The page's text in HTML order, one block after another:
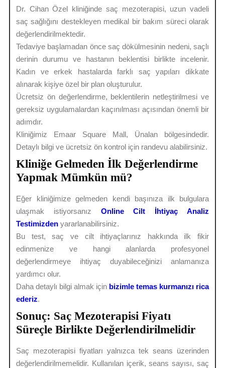
Dr. Cihan Özel kliniğinde saç mezoterapisi, uzun vadeli
saç sağlığını destekleyen medikal bir bakım süreci olarak
değerlendirilmektedir.
Tedaviye başlamadan önce saç dökülmesinin nedeni, saçlı
derinin durumu ve hastanın beklentisi birlikte incelenir.
Kadın ve erkek hastalarda farklı saç yapıları dikkate
alınarak kişiye özel bir plan oluşturulur.
Ücretsiz ön değerlendirme, beklentilerin netleştirilmesi ve
gereksiz uygulamalardan kaçınılması açısından önemli bir
adımdır.
Kliniğimiz Emaar Square Mall, Ünalan bölgesindedir.
Detaylı bilgi ve ücretsiz ön kontrol için randevu alabilirsiniz.
Kliniğe Gelmeden İlk Değerlendirme
Yapmak Mümkün mü?
Eğer kliniğimize gelmeden kendi başınıza ilk bulgulara
ulaşmak istiyorsanız Online Cilt İhtiyaç Analiz
Testimizden yararlanabilirsiniz.
Bu test, saç ve cilt ihtiyaçlarınız hakkında ilk fikir
edinmenize ve hangi alanlarda profesyonel
değerlendirmeye ihtiyaç duyabileceğinizi anlamanıza
yardımcı olur.
Daha detaylı bilgi almak için bizimle temas kurmanızı rica
ederiz.
Sonuç: Saç Mezoterapisi Fiyatı
Süreçle Birlikte Değerlendirilmelidir
Saç mezoterapisi fiyatları yalnızca tek seans üzerinden
değerlendirilmemelidir. Kullanılan içerik, seans sayısı, saç